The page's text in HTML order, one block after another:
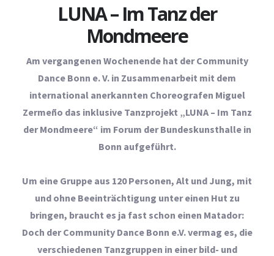
LUNA – Im Tanz der
Mondmeere
Am vergangenen Wochenende hat der Community
Dance Bonn e. V. in Zusammenarbeit mit dem
international anerkannten Choreografen Miguel
Zermeño das inklusive Tanzprojekt „LUNA – Im Tanz
der Mondmeere“ im Forum der Bundeskunsthalle in
Bonn aufgeführt.
Um eine Gruppe aus 120 Personen, Alt und Jung, mit
und ohne Beeinträchtigung unter einen Hut zu
bringen, braucht es ja fast schon einen Matador:
Doch der Community Dance Bonn e.V. vermag es, die
verschiedenen Tanzgruppen in einer bild- und